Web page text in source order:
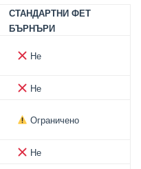
СТАНДАРТНИ ФЕТ
БЪРНЪРИ
Не
Не
Ограничено
Не